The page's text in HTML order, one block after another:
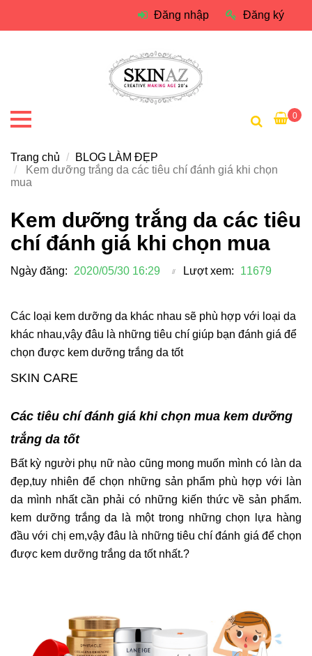
Kem dưỡng trắng da các tiêu
chí đánh giá khi chọn mua
Ngày đăng: 2020/05/30 16:29 Lượt xem: 11679
Các loại kem dưỡng da khác nhau sẽ phù hợp với loại da
khác nhau,vậy đâu là những tiêu chí giúp bạn đánh giá để
chọn được kem dưỡng trắng da tốt
SKIN CARE
Các tiêu chí đánh giá khi chọn mua kem dưỡng
trắng da tốt
Bất kỳ người phụ nữ nào cũng mong muốn mình có làn da
đẹp,tuy nhiên để chọn những sản phẩm phù hợp với làn
da mình nhất cần phải có những kiến thức về sản phẩm.
kem dưỡng trắng da là một trong những chọn lựa hàng
đầu với chị em,vậy đâu là những tiêu chí đánh giá để chọn
được kem dưỡng trắng da tốt nhất.?
Đăng nhập Đăng ký
0
Trang chủ
BLOG LÀM ĐẸP
Kem dưỡng trắng da các tiêu chí đánh giá khi chọn
mua